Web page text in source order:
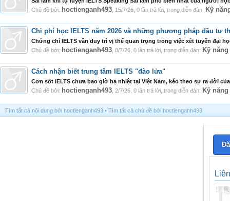
Chủ đề bởi: hoctienganh493 15/7/26 , 0 lần trả lời, trong diễn đàn: Kỹ
Chi phí học IELTS năm 2026 và những phương pháp đầu tư
Chứng chỉ IELTS vẫn duy trì vị thế quan trọng trong việc xét tuyển đại
Chủ đề bởi: hoctienganh493 8/7/26 , 0 lần trả lời, trong diễn đàn: Kỹ năng
Cách nhận biết trung tâm IELTS "đào lửa"
Cơn sốt IELTS chưa bao giờ hạ nhiệt tại Việt Nam, kéo theo sự ra đời
Chủ đề bởi: hoctienganh493 2/7/26 , 0 lần trả lời, trong diễn đàn: Kỹ năng
Tìm tất cả nội dung bởi hoctienganh493 Tìm tất cả chủ đề bởi hoctienganh493